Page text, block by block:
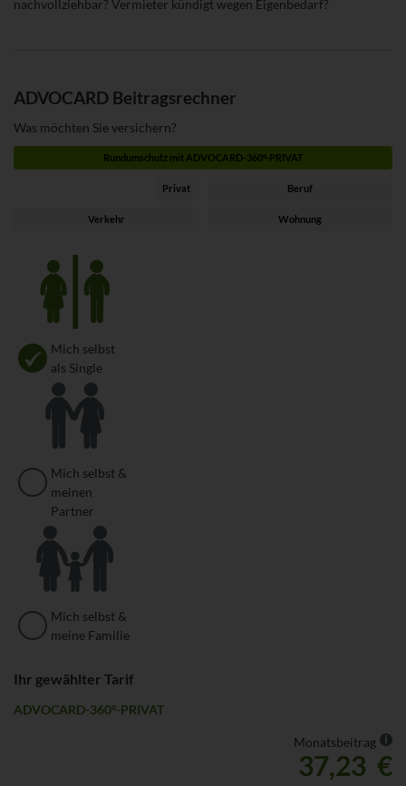
nachvollziehbar? Vermieter kündigt wegen Eigenbedarf?
ADVOCARD Beitragsrechner
Was möchten Sie versichern?
Rundumschutz mit ADVOCARD-360°-PRIVAT
Privat Beruf
Verkehr Wohnung
Zielgruppe
Mich selbst
als Single
Mich selbst &
meinen
Partner
Mich selbst &
meine Familie
Ihr gewählter Tarif
ADVOCARD-360°-PRIVAT
Monatsbeitrag
37,23 €